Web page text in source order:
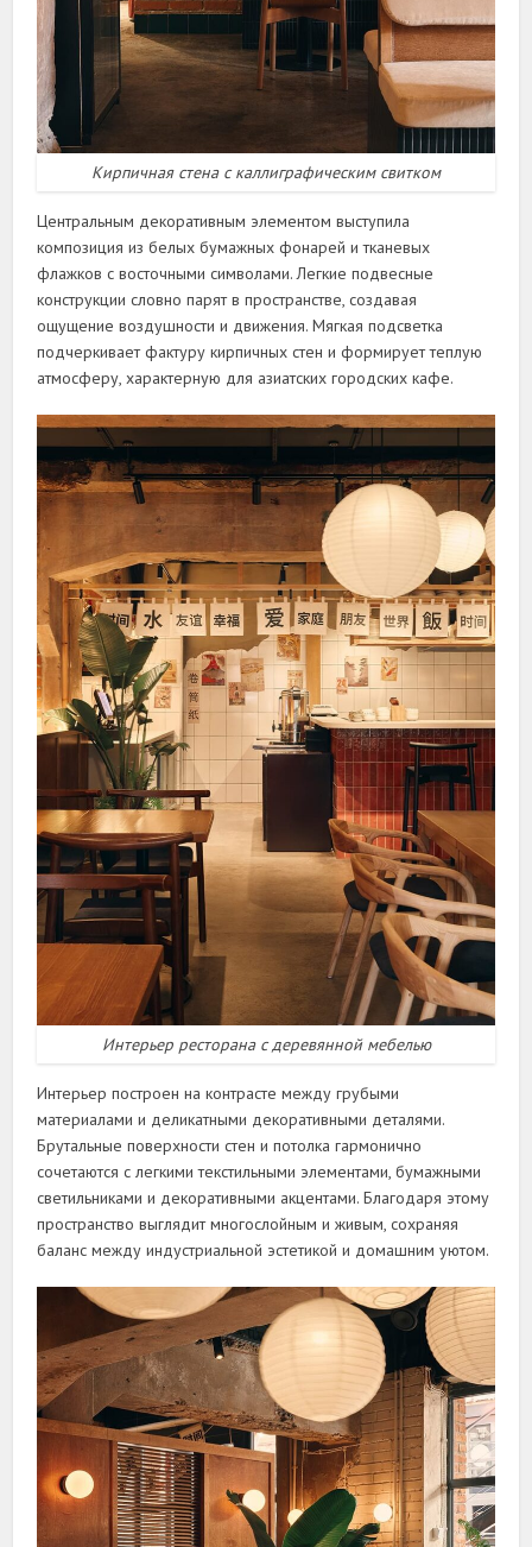
Кирпичная стена с каллиграфическим свитком
Центральным декоративным элементом выступила
композиция из белых бумажных фонарей и тканевых
флажков с восточными символами. Легкие подвесные
конструкции словно парят в пространстве, создавая
ощущение воздушности и движения. Мягкая подсветка
подчеркивает фактуру кирпичных стен и формирует теплую
атмосферу, характерную для азиатских городских кафе.
Интерьер ресторана с деревянной мебелью
Интерьер построен на контрасте между грубыми
материалами и деликатными декоративными деталями.
Брутальные поверхности стен и потолка гармонично
сочетаются с легкими текстильными элементами, бумажными
светильниками и декоративными акцентами. Благодаря этому
пространство выглядит многослойным и живым, сохраняя
баланс между индустриальной эстетикой и домашним уютом.